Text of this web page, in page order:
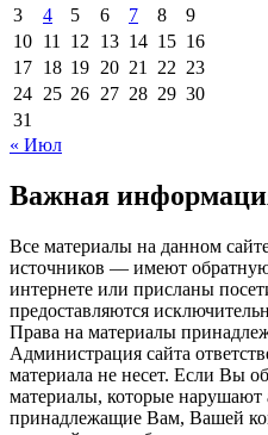
3
4 5 6 7 8
9
10 11 12 13 14 15 16
17 18 19 20 21 22 23
24 25 26 27 28 29 30
31
« Июл
Важная
Все материалы на данном
источников — имеют
интернете или присланы
предоставляются
Права на материалы
Администрация сайта
материала не несет. Если Вы
материалы, которые нарушают
принадлежащие Вам, Вашей